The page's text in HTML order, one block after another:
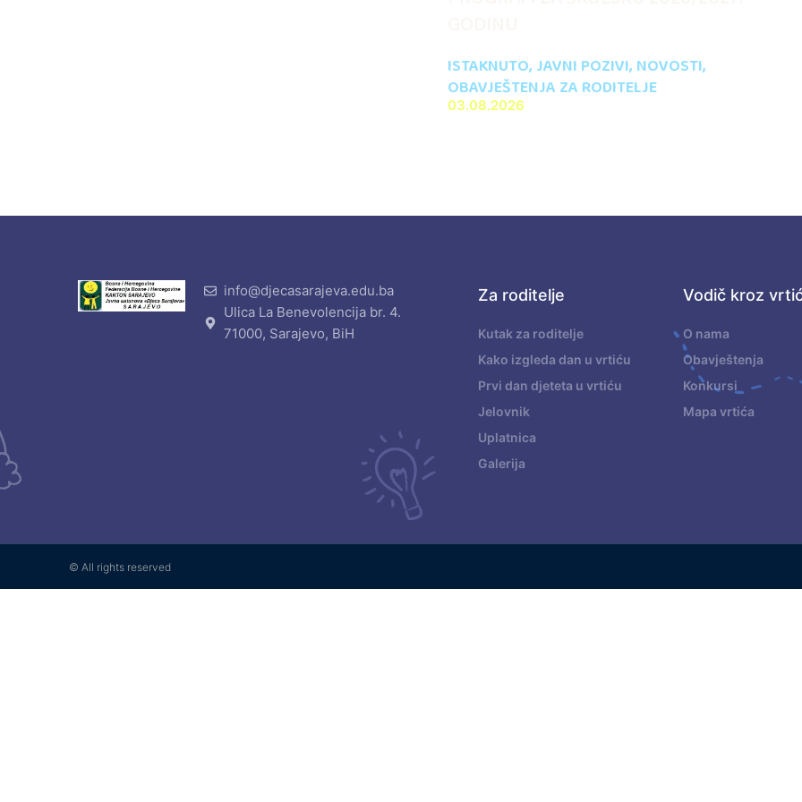
ISTAKNUTO, JAVNI POZIVI, NOVOSTI,
OBAVJEŠTENJA ZA RODITELJE
03.08.2026
info@djecasarajeva.edu.ba
Ulica La Benevolencija br. 4.
71000, Sarajevo, BiH
Za roditelje
Kutak za roditelje
Kako izgleda dan u vrtiću
Prvi dan djeteta u vrtiću
Jelovnik
Uplatnica
Galerija
Vodič kroz
O nama
Obavještenja
Konkursi
Mapa vrtića
© All rights reserved